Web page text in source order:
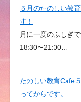
５月のたのしい教
す！
月に一度のふしぎ
18:30〜21:00…
たのしい教育Cafe
ってからです。